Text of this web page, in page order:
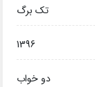
تک برگ
1396
دو خواب